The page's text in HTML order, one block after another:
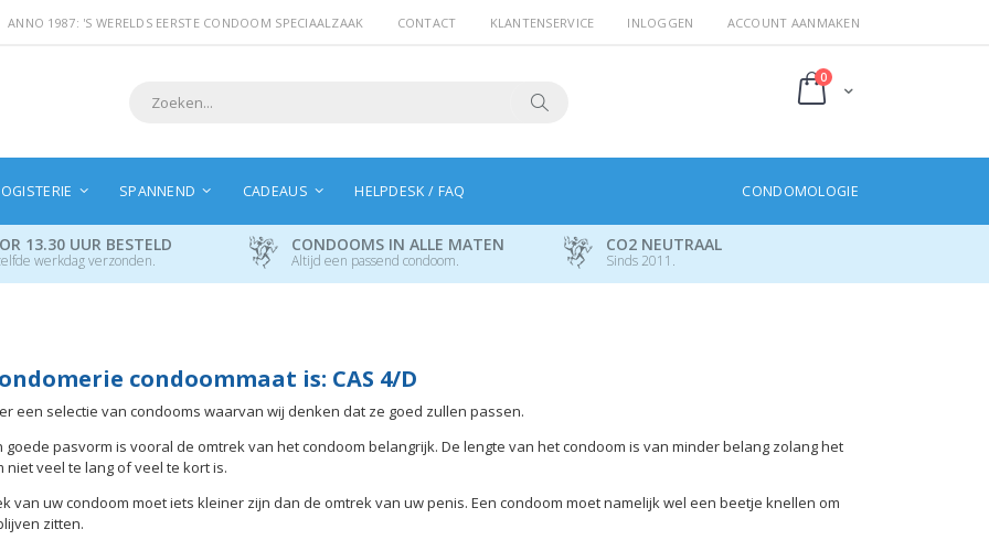
ANNO 1987: 'S WERELDS EERSTE CONDOOM SPECIAALZAAK CONTACT KLANTENSERVICE INLOGGEN ACCOUNT AANMAKEN
Cart
0producten
SPANNEND CADEAUS HELPDESK / FAQ CONDOMOLOGIE
13.30 UUR BESTELD
werkdag verzonden.
CONDOOMS IN ALLE MATEN
Altijd een passend condoom.
CO2 NEUTRAAL
Sinds 2011.
condoommaat is: CAS 4/D
een selectie van condooms waarvan wij denken dat ze goed zullen passen.
goede pasvorm is vooral de omtrek van het condoom belangrijk. De lengte van het condoom is van minder belang zolang het
niet veel te lang of veel te kort is.
van uw condoom moet iets kleiner zijn dan de omtrek van uw penis. Een condoom moet namelijk wel een beetje knellen om
zitten.